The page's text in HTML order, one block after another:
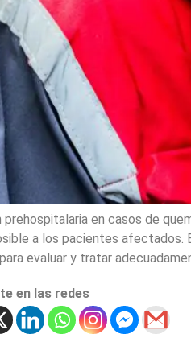
prehospitalaria en casos de
a los pacientes afectados.
evaluar y tratar
en las redes